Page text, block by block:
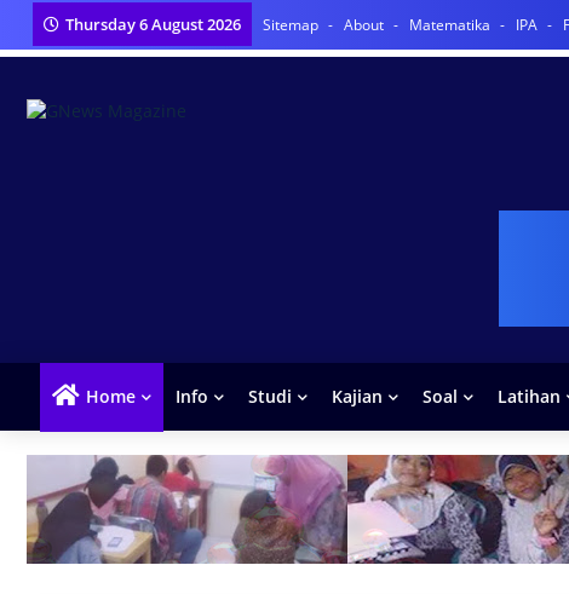
Thursday 6 August 2026 Sitemap About Matematika IPA
Home Info Studi Kajian Soal Latihan